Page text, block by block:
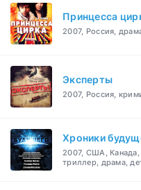
Принцесса
2007, Россия,
Эксперты
2007, Россия,
Хроники
2007, США, Канада,
триллер, драма,